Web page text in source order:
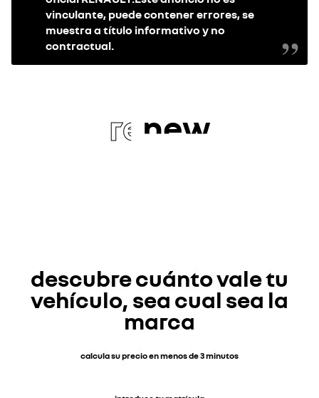
vinculante, puede contener errores, se
muestra a título informativo y no
contractual.
re new
descubre cuánto vale tu
vehículo, sea cual sea la
marca
calcula su precio en menos de 3 minutos